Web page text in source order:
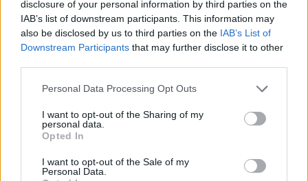
disclosure of your personal information by third parties on the
IAB’s list of downstream participants. This information may
also be disclosed by us to third parties on the IAB’s List of
Downstream Participants that may further disclose it to other
Personal Data Processing Opt Outs
I want to opt-out of the Sharing of my
personal data.
Opted In
I want to opt-out of the Sale of my
Personal Data.
Medikamenten zu erhalten.